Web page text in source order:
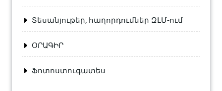
Տեսանյութեր, հաղորդումներ ԶԼՄ-ում
ՕՐԱԳԻՐ
Ֆոտոստուգատես